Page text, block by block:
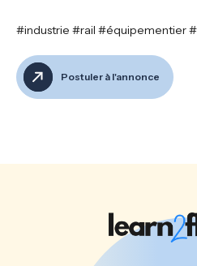
#industrie #rail #équipementier
Postuler à l'annonce